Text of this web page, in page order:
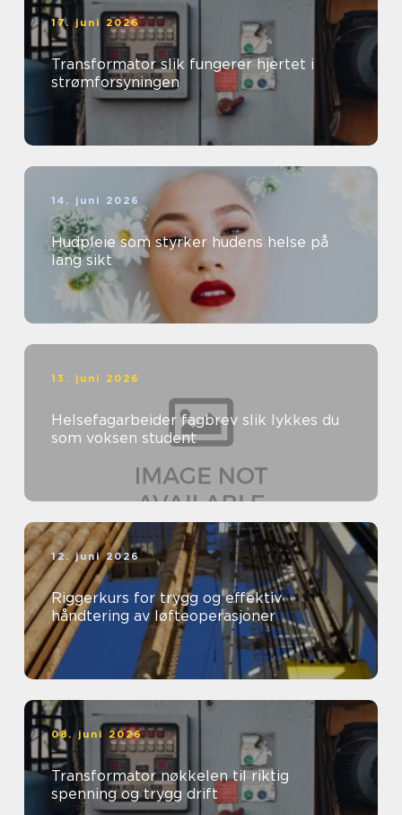
17. juni 2026
Transformator slik fungerer hjertet i
strømforsyningen
14. juni 2026
Hudpleie som styrker hudens helse på
lang sikt
13. juni 2026
Helsefagarbeider fagbrev slik lykkes du
som voksen student
12. juni 2026
Riggerkurs for trygg og effektiv
håndtering av løfteoperasjoner
08. juni 2026
Transformator nøkkelen til riktig
spenning og trygg drift